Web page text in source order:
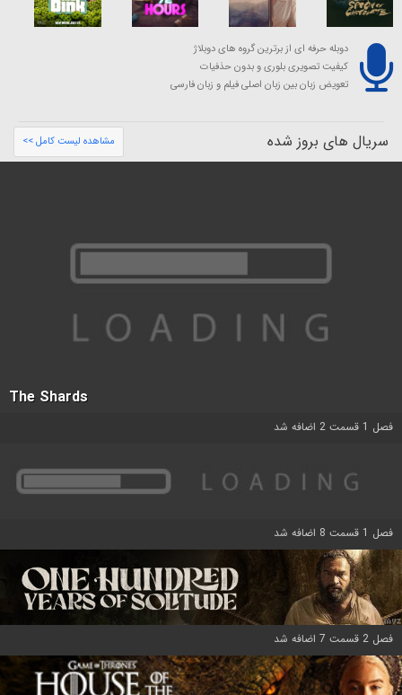
دوبله حرفه ای از برترین گروه های دوبلاژ
کیفیت تصویری بلوری و بدون حذفیات
تعویض زبان بین زبان اصلی فیلم و زبان فارسی
سریال های بروز شده مشاهده لیست کامل >>
The Shards
فصل 1 قسمت 2 اضافه شد
فصل 1 قسمت 8 اضافه شد
فصل 2 قسمت 7 اضافه شد